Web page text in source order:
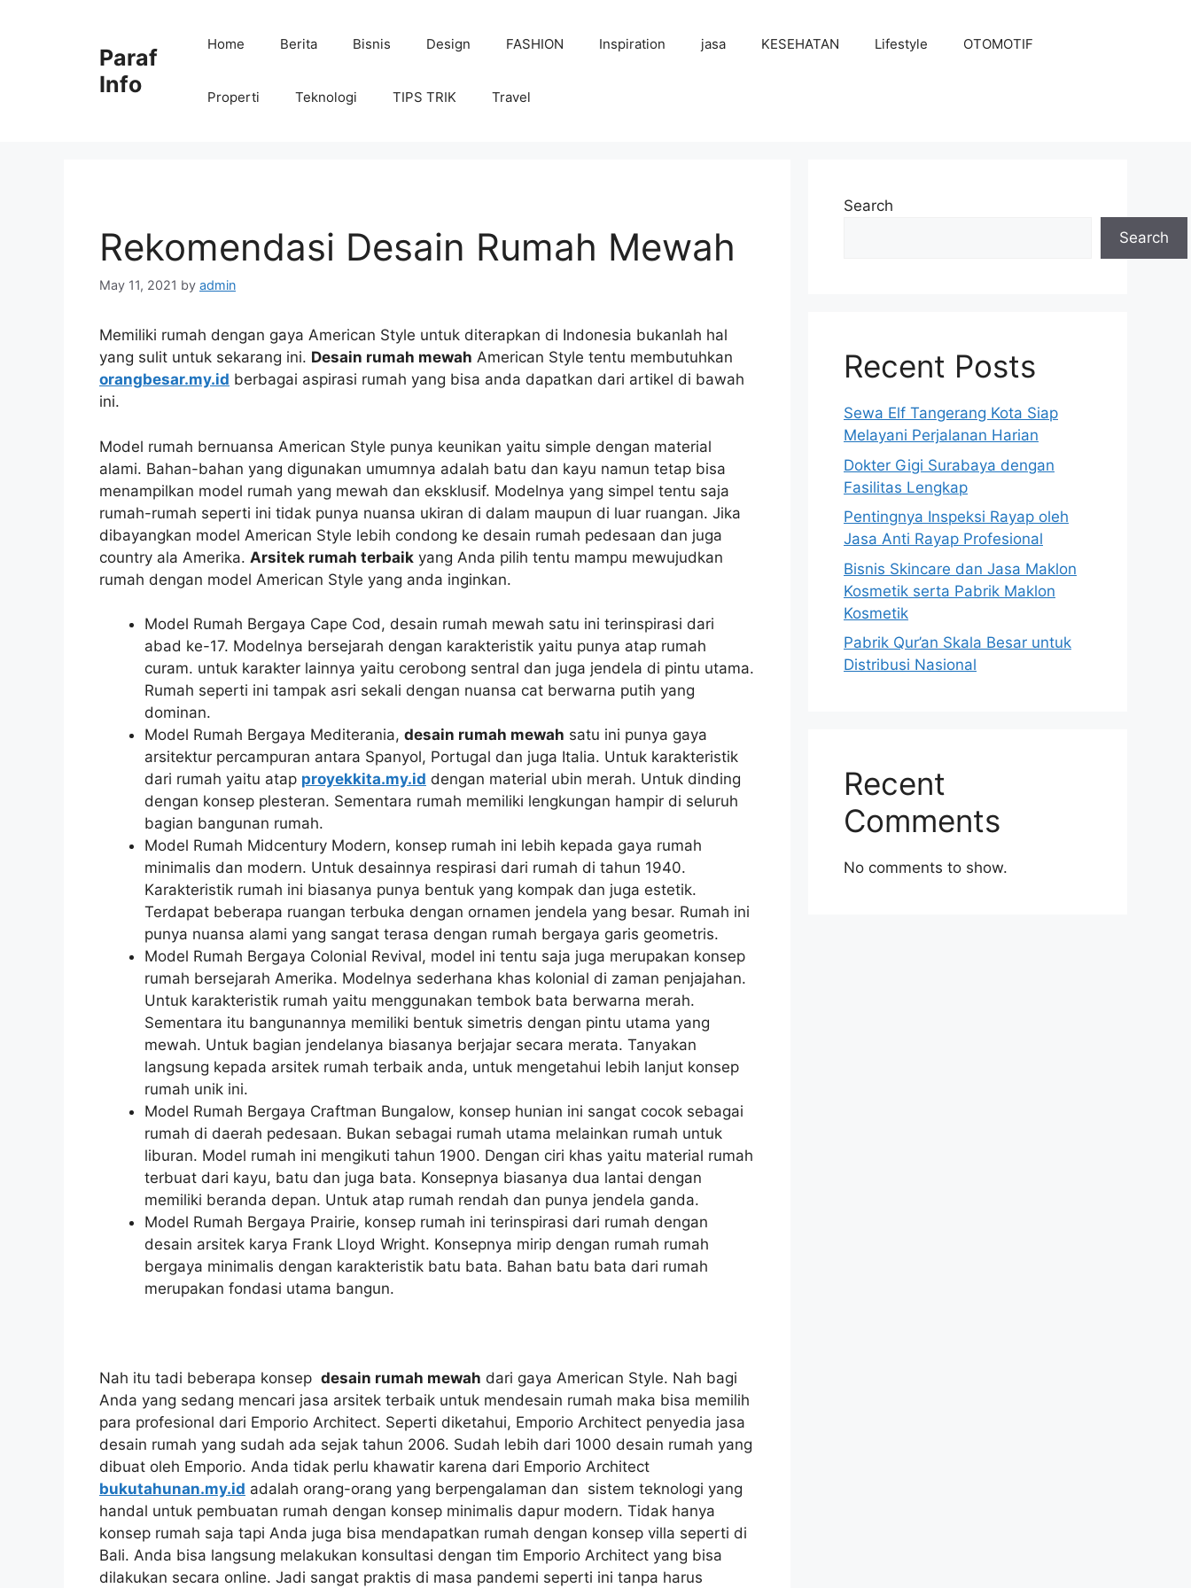
Paraf
Info
Home Berita Bisnis Design FASHION Inspiration jasa KESEHATAN Lifestyle OTOMOTIF
Properti Teknologi TIPS TRIK Travel
Rekomendasi Desain Rumah Mewah
May 11, 2021 by admin
Memiliki rumah dengan gaya American Style untuk diterapkan di Indonesia bukanlah hal
yang sulit untuk sekarang ini. Desain rumah mewah American Style tentu membutuhkan
orangbesar.my.id berbagai aspirasi rumah yang bisa anda dapatkan dari artikel di bawah
ini.
Model rumah bernuansa American Style punya keunikan yaitu simple dengan material
alami. Bahan-bahan yang digunakan umumnya adalah batu dan kayu namun tetap bisa
menampilkan model rumah yang mewah dan eksklusif. Modelnya yang simpel tentu saja
rumah-rumah seperti ini tidak punya nuansa ukiran di dalam maupun di luar ruangan. Jika
dibayangkan model American Style lebih condong ke desain rumah pedesaan dan juga
country ala Amerika. Arsitek rumah terbaik yang Anda pilih tentu mampu mewujudkan
rumah dengan model American Style yang anda inginkan.
Model Rumah Bergaya Cape Cod, desain rumah mewah satu ini terinspirasi dari
abad ke-17. Modelnya bersejarah dengan karakteristik yaitu punya atap rumah
curam. untuk karakter lainnya yaitu cerobong sentral dan juga jendela di pintu utama.
Rumah seperti ini tampak asri sekali dengan nuansa cat berwarna putih yang
dominan.
Model Rumah Bergaya Mediterania, desain rumah mewah satu ini punya gaya
arsitektur percampuran antara Spanyol, Portugal dan juga Italia. Untuk karakteristik
dari rumah yaitu atap proyekkita.my.id dengan material ubin merah. Untuk dinding
dengan konsep plesteran. Sementara rumah memiliki lengkungan hampir di seluruh
bagian bangunan rumah.
Model Rumah Midcentury Modern, konsep rumah ini lebih kepada gaya rumah
minimalis dan modern. Untuk desainnya respirasi dari rumah di tahun 1940.
Karakteristik rumah ini biasanya punya bentuk yang kompak dan juga estetik.
Terdapat beberapa ruangan terbuka dengan ornamen jendela yang besar. Rumah ini
punya nuansa alami yang sangat terasa dengan rumah bergaya garis geometris.
Model Rumah Bergaya Colonial Revival, model ini tentu saja juga merupakan konsep
rumah bersejarah Amerika. Modelnya sederhana khas kolonial di zaman penjajahan.
Untuk karakteristik rumah yaitu menggunakan tembok bata berwarna merah.
Sementara itu bangunannya memiliki bentuk simetris dengan pintu utama yang
mewah. Untuk bagian jendelanya biasanya berjajar secara merata. Tanyakan
langsung kepada arsitek rumah terbaik anda, untuk mengetahui lebih lanjut konsep
rumah unik ini.
Model Rumah Bergaya Craftman Bungalow, konsep hunian ini sangat cocok sebagai
rumah di daerah pedesaan. Bukan sebagai rumah utama melainkan rumah untuk
liburan. Model rumah ini mengikuti tahun 1900. Dengan ciri khas yaitu material rumah
terbuat dari kayu, batu dan juga bata. Konsepnya biasanya dua lantai dengan
memiliki beranda depan. Untuk atap rumah rendah dan punya jendela ganda.
Model Rumah Bergaya Prairie, konsep rumah ini terinspirasi dari rumah dengan
desain arsitek karya Frank Lloyd Wright. Konsepnya mirip dengan rumah rumah
bergaya minimalis dengan karakteristik batu bata. Bahan batu bata dari rumah
merupakan fondasi utama bangun.
Nah itu tadi beberapa konsep desain rumah mewah dari gaya American Style. Nah bagi
Anda yang sedang mencari jasa arsitek terbaik untuk mendesain rumah maka bisa memilih
para profesional dari Emporio Architect. Seperti diketahui, Emporio Architect penyedia jasa
desain rumah yang sudah ada sejak tahun 2006. Sudah lebih dari 1000 desain rumah yang
dibuat oleh Emporio. Anda tidak perlu khawatir karena dari Emporio Architect
bukutahunan.my.id adalah orang-orang yang berpengalaman dan sistem teknologi yang
handal untuk pembuatan rumah dengan konsep minimalis dapur modern. Tidak hanya
konsep rumah saja tapi Anda juga bisa mendapatkan rumah dengan konsep villa seperti di
Bali. Anda bisa langsung melakukan konsultasi dengan tim Emporio Architect yang bisa
dilakukan secara online. Jadi sangat praktis di masa pandemi seperti ini tanpa harus
Search
Search
Recent Posts
Sewa Elf Tangerang Kota Siap
Melayani Perjalanan Harian
Dokter Gigi Surabaya dengan
Fasilitas Lengkap
Pentingnya Inspeksi Rayap oleh
Jasa Anti Rayap Profesional
Bisnis Skincare dan Jasa Maklon
Kosmetik serta Pabrik Maklon
Kosmetik
Pabrik Qur’an Skala Besar untuk
Distribusi Nasional
Recent
Comments
No comments to show.